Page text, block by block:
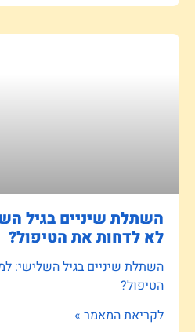
השתלת שיניים בגיל
לא לדחות את הטיפול?
השתלת שיניים בגיל השלישי:
הטיפול?
לקריאת המאמר »